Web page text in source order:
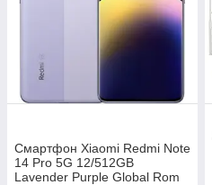
Смартфон Xiaomi Redmi Note
14 Pro 5G 12/512GB
Lavender Purple Global Rom